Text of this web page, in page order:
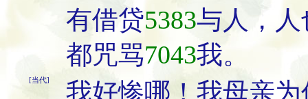
有借贷5383与人，
都咒骂7043我。
[当代]
我好惨哪！我母亲